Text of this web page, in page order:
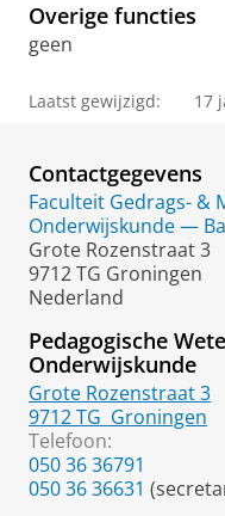
Overige functies
geen
Laatst gewijzigd: 17
Contactgegevens
Faculteit Gedrags- &
Onderwijskunde —
Grote Rozenstraat 3
9712 TG Groningen
Nederland
Pedagogische
Onderwijskunde
Grote Rozenstraat 3
9712 TG Groningen
Telefoon:
050 36 36791
050 36 36631